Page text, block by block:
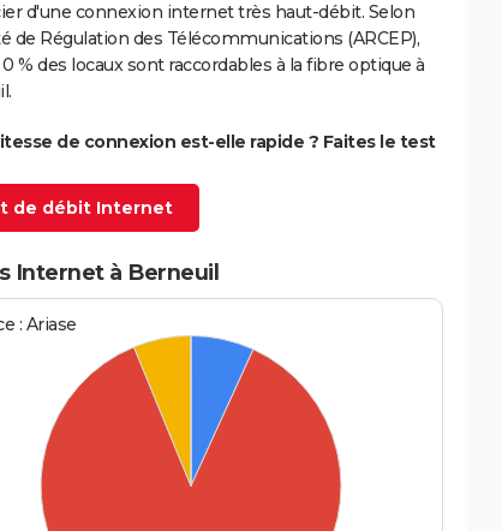
d'une connexion internet très haut-débit. Selon
de Régulation des Télécommunications (ARCEP),
% des locaux sont raccordables à la fibre optique à
de connexion est-elle rapide ? Faites le test
de débit Internet
Internet à Berneuil
: Ariase